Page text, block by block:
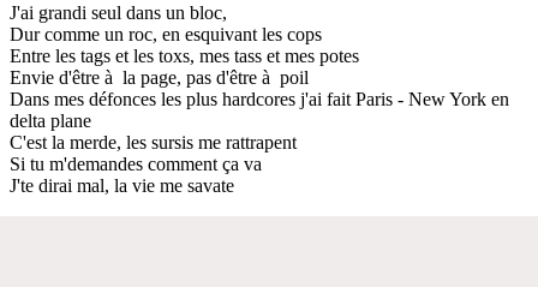
J'ai grandi seul dans un bloc,
Dur comme un roc, en esquivant les cops
Entre les tags et les toxs, mes tass et mes potes
Envie d'être à la page, pas d'être à poil
Dans mes défonces les plus hardcores j'ai fait Paris - New York en
delta plane
C'est la merde, les sursis me rattrapent
Si tu m'demandes comment ça va
J'te dirai mal, la vie me savate